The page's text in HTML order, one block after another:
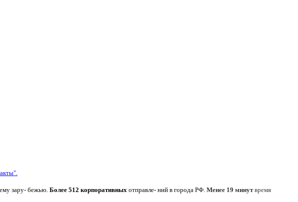
зару- бежью. Более 512 корпоративных отправле- ний в города РФ. Менее 19 минутвремя